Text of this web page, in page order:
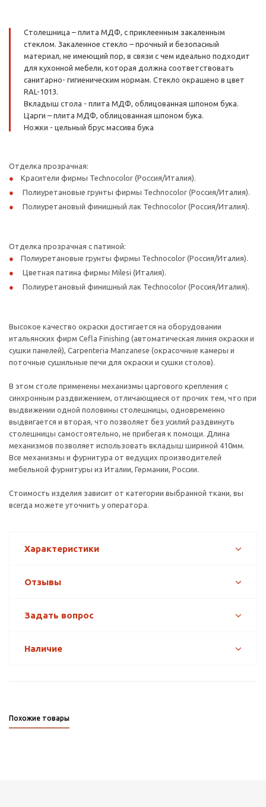
Столешница – плита МДФ, с приклеенным закаленным
стеклом. Закаленное стекло – прочный и безопасный
материал, не имеющий пор, в связи с чем идеально подходит
для кухонной мебели, которая должна соответствовать
санитарно- гигиеническим нормам. Стекло окрашено в цвет
RAL-1013.
Вкладыш стола - плита МДФ, облицованная шпоном бука.
Царги – плита МДФ, облицованная шпоном бука.
Ножки - цельный брус массива бука
Отделка прозрачная:
Красители фирмы Technocolor (Россия/Италия).
Полиуретановые грунты фирмы Technocolor (Россия/Италия).
Полиуретановый финишный лак Technocolor (Россия/Италия).
Отделка прозрачная с патиной:
Полиуретановые грунты фирмы Technocolor (Россия/Италия).
Цветная патина фирмы Milesi (Италия).
Полиуретановый финишный лак Technocolor (Россия/Италия).
Высокое качество окраски достигается на оборудовании
итальянских фирм Cefla Finishing (автоматическая линия окраски и
сушки панелей), Carpenteria Manzanese (окрасочные камеры и
поточные сушильные печи для окраски и сушки столов).
В этом столе применены механизмы царгового крепления с
синхронным раздвижением, отличающиеся от прочих тем, что при
выдвижении одной половины столешницы, одновременно
выдвигается и вторая, что позволяет без усилий раздвинуть
столешницы самостоятельно, не прибегая к помощи. Длина
механизмов позволяет использовать вкладыш шириной 410мм.
Все механизмы и фурнитура от ведущих производителей
мебельной фурнитуры из Италии, Германии, России.
Стоимость изделия зависит от категории выбранной ткани, вы
всегда можете уточнить у оператора.
Характеристики
Отзывы
Задать вопрос
Наличие
Похожие товары